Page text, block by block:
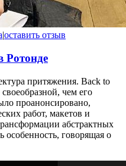
|оставить отзыв
Ротонде
притяжения. Back to
своеобразной, чем его
проанонсировано,
работ, макетов и
абстрактных
особенность, говорящая о